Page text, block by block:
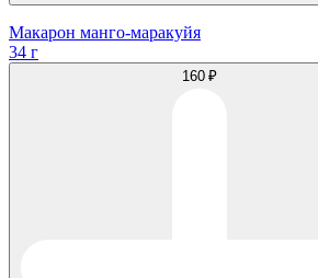
Макарон манго-маракуйя
34 г
160 ₽